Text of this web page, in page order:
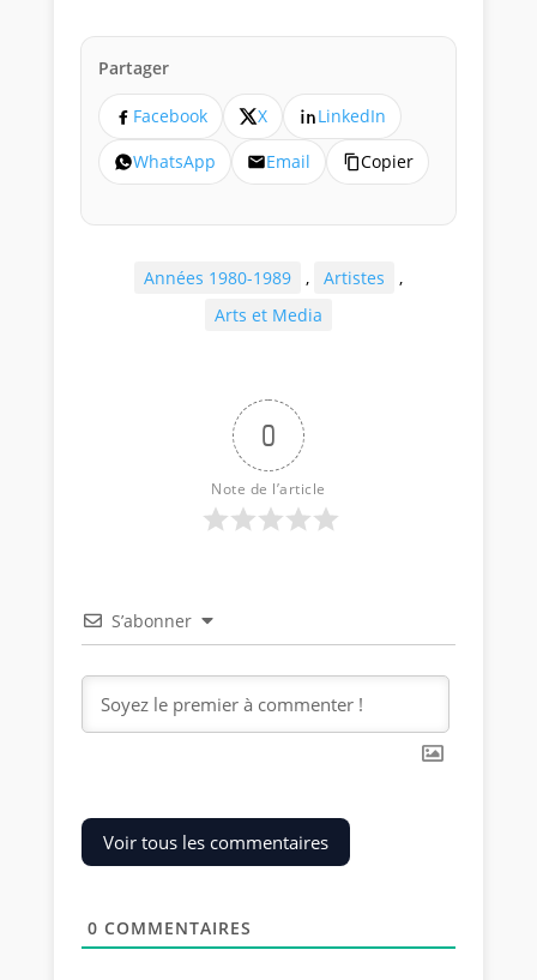
Partager
Facebook X
LinkedIn
WhatsApp
Email Copier
Années 1980-1989 , Artistes
,
Arts et Media
0
Note de l’article
S’abonner
Voir tous les commentaires
0 COMMENTAIRES